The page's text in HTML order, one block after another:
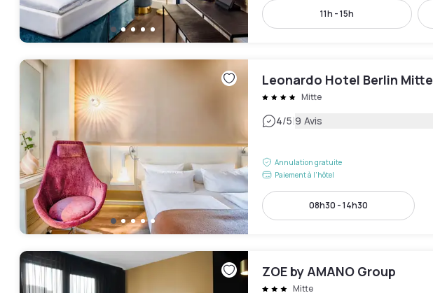
11h - 15h
Leonardo Hotel Berlin Mitte
Mitte
4/5|9 Avis
Annulation gratuite
Paiement à l'hôtel
08h30 - 14h30
ZOE by AMANO Group
Mitte